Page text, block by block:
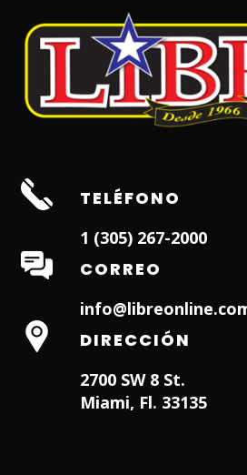
TELÉFONO
1 (305) 267-2000
CORREO
DIRECCIÓN
2700 SW 8 St.
Miami, Fl. 33135